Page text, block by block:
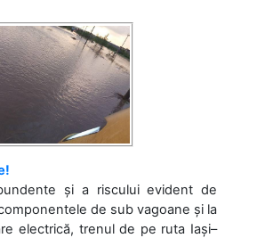
și a riscului evident de
de sub vagoane și la
electrică, trenul de pe ruta Iași–